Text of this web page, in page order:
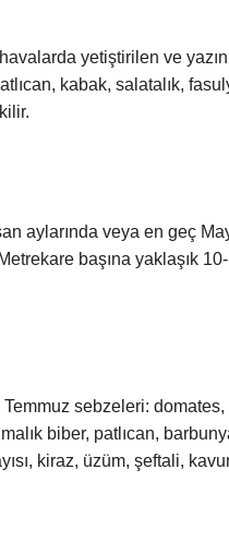
yetiştirilen ve
kabak, salatalık,
aylarında veya en geç
başına yaklaşık
sebzeleri: domates,
biber, patlıcan,
kiraz, üzüm, şeftali,